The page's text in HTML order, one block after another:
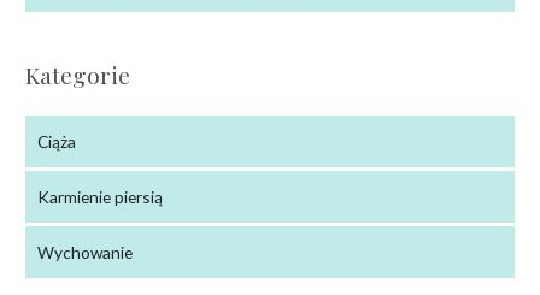
Kategorie
Ciąża
Karmienie piersią
Wychowanie